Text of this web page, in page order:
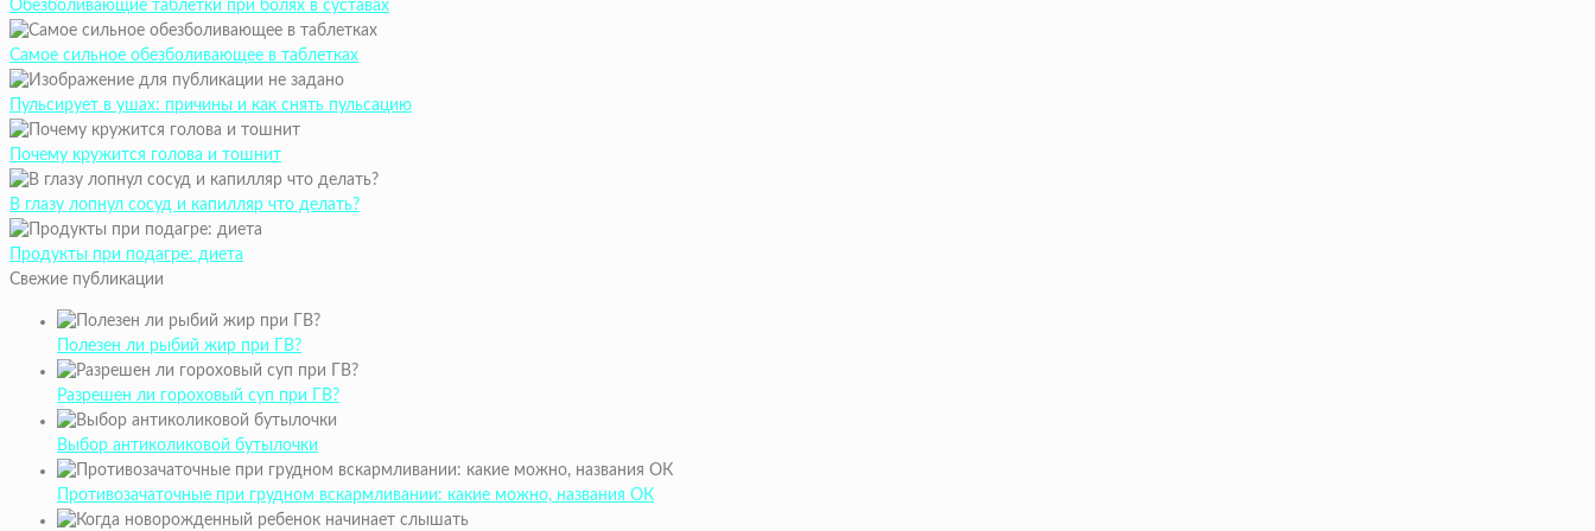
Обезболивающие таблетки при болях в суставах
Самое сильное обезболивающее в таблетках
Пульсирует в ушах: причины и как снять пульсацию
Почему кружится голова и тошнит
В глазу лопнул сосуд и капилляр что делать?
Продукты при подагре: диета
Свежие публикации
Полезен ли рыбий жир при ГВ?
Разрешен ли гороховый суп при ГВ?
Выбор антиколиковой бутылочки
Противозачаточные при грудном вскармливании: какие можно, названия ОК